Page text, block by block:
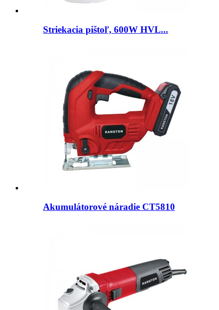
Striekacia pištoľ, 600W HVL...
Akumulátorové náradie CT5810